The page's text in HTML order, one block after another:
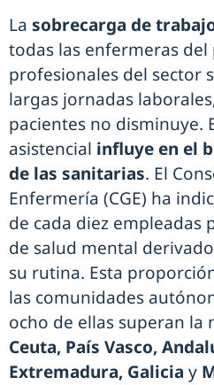
La sobrecarga de
todas las enfermeras del
profesionales del sector
largas jornadas
pacientes no disminuye.
asistencial influye en el
de las sanitarias. El
Enfermería (CGE) ha
de cada diez empleadas
de salud mental
su rutina. Esta
las comunidades
ocho de ellas superan la
Ceuta, País Vasco,
Extremadura, Galicia y